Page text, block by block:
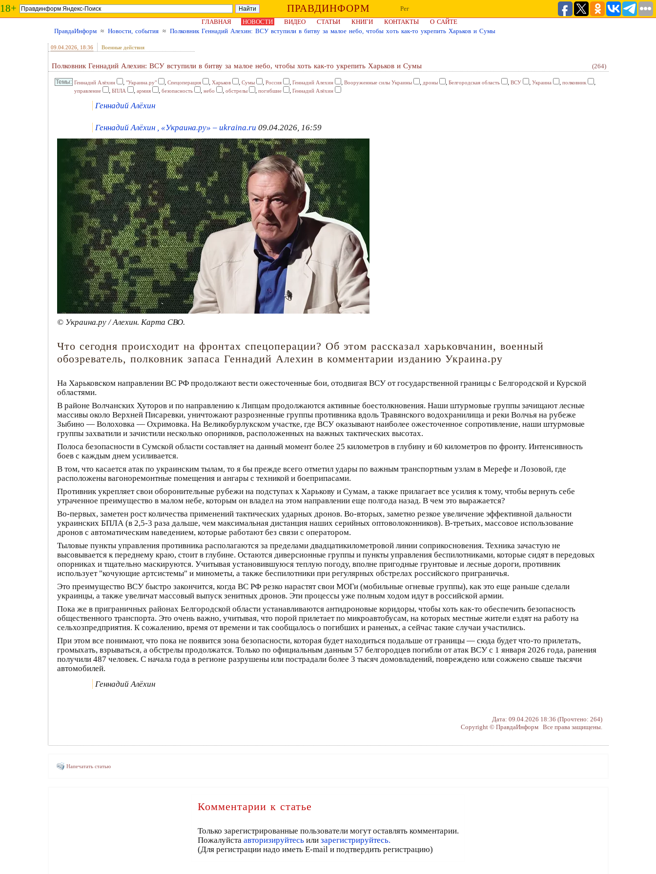
18+ ПРАВДИНФОРМ
Рег
ГЛАВНАЯ
НОВОСТИ ВИДЕО СТАТЬИ КНИГИ КОНТАКТЫ
О САЙТЕ
ПравдаИнформ ≈ Новости, события ≈ Полковник Геннадий Алехин: ВСУ вступили в битву за малое небо, чтобы хоть как-то укрепить Харьков и Сумы
09.04.2026 , 18:36 Военные действия
Полковник Геннадий Алехин: ВСУ вступили в битву за малое небо, чтобы хоть как-то укрепить Харьков и Сумы (264)
Геннадий Алёхин , "Украина.ру" , Спецоперация , Харьков , Сумы , Россия , Геннадий Алехин , Вооруженные силы Украины , дроны , Белгородская область , ВСУ , Украина , полковник ,
управление , БПЛА , армия , безопасность , небо , обстрелы , погибшие , Геннадий Алёхин
Геннадий Алёхин
Геннадий Алёхин , «Украина.ру» – ukraina.ru 09.04.2026, 16:59
© Украина.ру / Алехин. Карта СВО.
Что сегодня происходит на фронтах спецоперации? Об этом рассказал харьковчанин, военный
обозреватель, полковник запаса Геннадий Алехин в комментарии изданию Украина.ру
На Харьковском направлении ВС РФ продолжают вести ожесточенные бои, отодвигая ВСУ от государственной границы с Белгородской и Курской
областями.
В районе Волчанских Хуторов и по направлению к Липцам продолжаются активные боестолкновения. Наши штурмовые группы зачищают лесные
массивы около Верхней Писаревки, уничтожают разрозненные группы противника вдоль Травянского водохранилища и реки Волчья на рубеже
Зыбино — Волоховка — Охримовка. На Великобурлукском участке, где ВСУ оказывают наиболее ожесточенное сопротивление, наши штурмовые
группы захватили и зачистили несколько опорников, расположенных на важных тактических высотах.
Полоса безопасности в Сумской области составляет на данный момент более 25 километров в глубину и 60 километров по фронту. Интенсивность
боев с каждым днем усиливается.
В том, что касается атак по украинским тылам, то я бы прежде всего отметил удары по важным транспортным узлам в Мерефе и Лозовой, где
расположены вагоноремонтные помещения и ангары с техникой и боеприпасами.
Противник укрепляет свои оборонительные рубежи на подступах к Харькову и Сумам, а также прилагает все усилия к тому, чтобы вернуть себе
утраченное преимущество в малом небе, которым он владел на этом направлении еще полгода назад. В чем это выражается?
Во-первых, заметен рост количества применений тактических ударных дронов. Во-вторых, заметно резкое увеличение эффективной дальности
украинских БПЛА (в 2,5-3 раза дальше, чем максимальная дистанция наших серийных оптоволоконников). В-третьих, массовое использование
дронов с автоматическим наведением, которые работают без связи с оператором.
Тыловые пункты управления противника располагаются за пределами двадцатикилометровой линии соприкосновения. Техника зачастую не
высовывается к переднему краю, стоит в глубине. Остаются диверсионные группы и пункты управления беспилотниками, которые сидят в передовых
опорниках и тщательно маскируются. Учитывая установившуюся теплую погоду, вполне пригодные грунтовые и лесные дороги, противник
использует "кочующие артсистемы" и минометы, а также беспилотники при регулярных обстрелах российского приграничья.
Это преимущество ВСУ быстро закончится, когда ВС РФ резко нарастят свои МОГи (мобильные огневые группы), как это еще раньше сделали
украинцы, а также увеличат массовый выпуск зенитных дронов. Эти процессы уже полным ходом идут в российской армии.
Пока же в приграничных районах Белгородской области устанавливаются антидроновые коридоры, чтобы хоть как-то обеспечить безопасность
общественного транспорта. Это очень важно, учитывая, что порой прилетает по микроавтобусам, на которых местные жители ездят на работу на
сельхозпредприятия. К сожалению, время от времени и так сообщалось о погибших и раненых, а сейчас такие случаи участились.
При этом все понимают, что пока не появится зона безопасности, которая будет находиться подальше от границы — сюда будет что-то прилетать,
громыхать, взрываться, а обстрелы продолжатся. Только по официальным данным 57 белгородцев погибли от атак ВСУ с 1 января 2026 года, ранения
получили 487 человек. С начала года в регионе разрушены или пострадали более 3 тысяч домовладений, повреждено или сожжено свыше тысячи
автомобилей.
Геннадий Алёхин
Дата: 09.04.2026 18:36 (Прочтено: 264)
Copyright © ПравдаИнформ Все права защищены.
Напечатать статью
Комментарии к статье
Только зарегистрированные пользователи могут оставлять комментарии.
Пожалуйста авторизируйтесь или зарегистрируйтесь.
(Для регистрации надо иметь E-mail и подтвердить регистрацию)